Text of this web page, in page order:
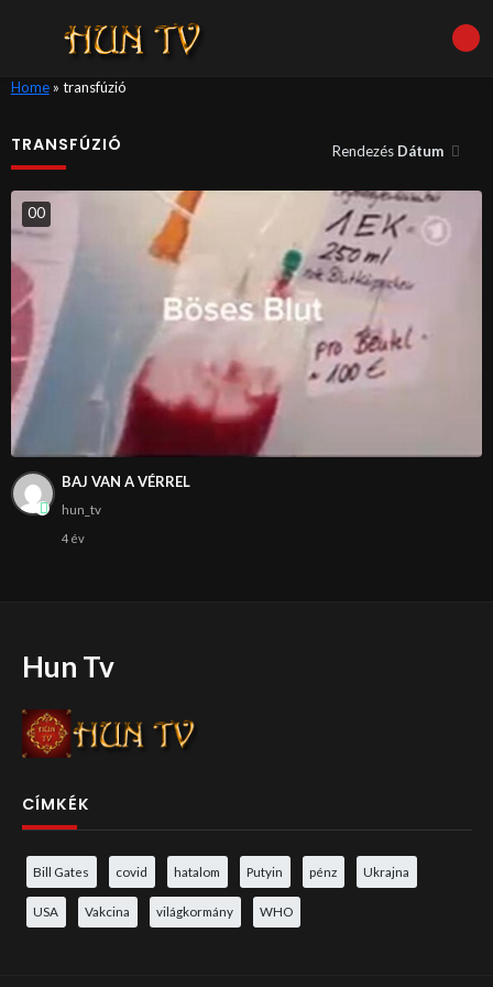
Home» transfúzió
TRANSFÚZIÓ Rendezés Dátum
00
BAJ VAN A VÉRREL
hun_tv
4 év
Hun Tv
CÍMKÉK
Bill Gates covid hatalom Putyin pénz Ukrajna
USA Vakcina világkormány WHO